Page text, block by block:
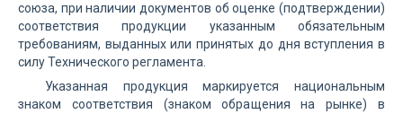
союза, при наличии документов об оценке (подтверждении)
соответствия продукции указанным обязательным
требованиям, выданных или принятых до дня вступления в
силу Технического регламента.
Указанная продукция маркируется национальным
знаком соответствия (знаком обращения на рынке) в